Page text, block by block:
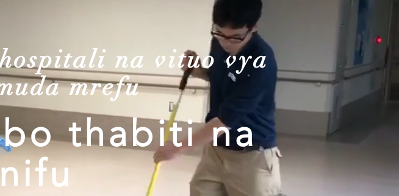
na vituo vya
mrefu
thabiti na